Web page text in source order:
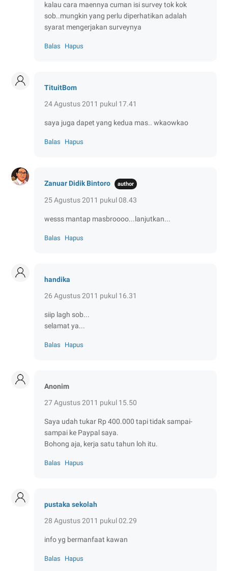
kalau cara maennya cuman isi survey tok kok
sob..mungkin yang perlu diperhatikan adalah
syarat mengerjakan surveynya
Balas Hapus
TituitBom
24 Agustus 2011 pukul 17.41
saya juga dapet yang kedua mas.. wkaowkao
Balas Hapus
Zanuar Didik Bintoro
25 Agustus 2011 pukul 08.43
wesss mantap masbroooo...lanjutkan...
Balas Hapus
handika
26 Agustus 2011 pukul 16.31
siip lagh sob...
selamat ya...
Balas Hapus
Anonim
27 Agustus 2011 pukul 15.50
Saya udah tukar Rp 400.000 tapi tidak sampai-
sampai ke Paypal saya.
Bohong aja, kerja satu tahun loh itu.
Balas Hapus
pustaka sekolah
28 Agustus 2011 pukul 02.29
info yg bermanfaat kawan
Balas Hapus